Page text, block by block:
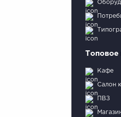
Топовое
Кафе
Салон
ПВЗ